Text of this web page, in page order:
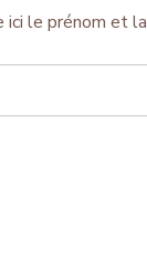
ici le prénom et la